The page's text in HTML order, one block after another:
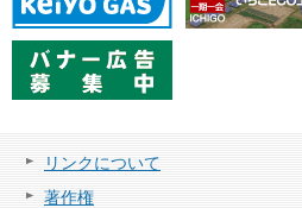
リンクについて
著作権